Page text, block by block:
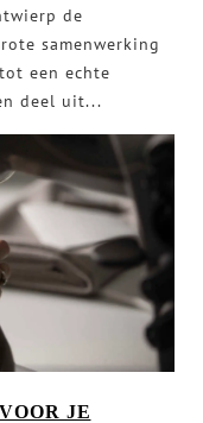
de
samenwerking
een echte
deel uit...
JE